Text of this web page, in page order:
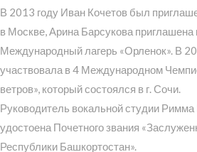
В 2013 году Иван Кочетов был
в Москве, Арина Барсукова приглашена
Международный лагерь «Орленок». В
участвовала в 4 Международном
ветров», который состоялся в г. Сочи.
Руководитель вокальной студии
удостоена Почетного звания
Республики Башкортостан».